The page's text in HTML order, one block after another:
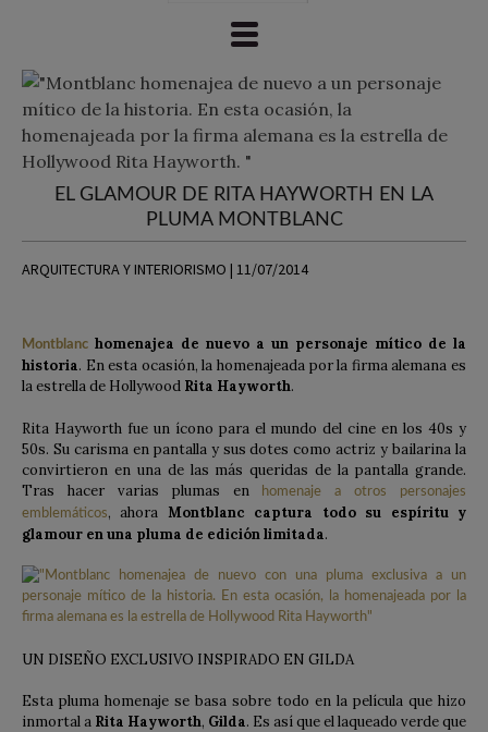
EL GLAMOUR DE RITA HAYWORTH EN LA
PLUMA MONTBLANC
ARQUITECTURA Y INTERIORISMO | 11/07/2014
Montblanc homenajea de nuevo a un personaje mítico de la
historia. En esta ocasión, la homenajeada por la firma alemana es
la estrella de Hollywood Rita Hayworth.
Rita Hayworth fue un ícono para el mundo del cine en los 40s y
50s. Su carisma en pantalla y sus dotes como actriz y bailarina la
convirtieron en una de las más queridas de la pantalla grande.
Tras hacer varias plumas en
homenaje a otros personajes
emblemáticos, ahora Montblanc captura todo su espíritu y
glamour en una pluma de edición limitada.
UN DISEÑO EXCLUSIVO INSPIRADO EN GILDA
Esta pluma homenaje se basa sobre todo en la película que hizo
inmortal a Rita Hayworth, Gilda. Es así que el laqueado verde que